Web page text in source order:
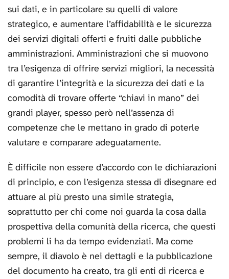
sui dati, e in particolare su quelli di valore
strategico, e aumentare l’affidabilità e le sicurezza
dei servizi digitali offerti e fruiti dalle pubbliche
amministrazioni. Amministrazioni che si muovono
tra l’esigenza di offrire servizi migliori, la necessità
di garantire l’integrità e la sicurezza dei dati e la
comodità di trovare offerte “chiavi in mano” dei
grandi player, spesso però nell’assenza di
competenze che le mettano in grado di poterle
valutare e comparare adeguatamente.
È difficile non essere d’accordo con le dichiarazioni
di principio, e con l’esigenza stessa di disegnare ed
attuare al più presto una simile strategia,
soprattutto per chi come noi guarda la cosa dalla
prospettiva della comunità della ricerca, che questi
problemi li ha da tempo evidenziati. Ma come
sempre, il diavolo è nei dettagli e la pubblicazione
del documento ha creato, tra gli enti di ricerca e